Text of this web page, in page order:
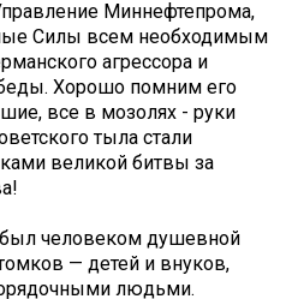
Миннефтепрома,
Силы всем необходимым
агрессора и
Хорошо помним его
все в мозолях - руки
тыла стали
великой битвы за
человеком душевной
— детей и внуков,
людьми.